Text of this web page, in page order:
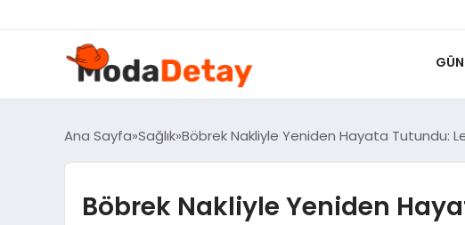
Ana Sayfa Sağlık Böbrek Nakliyle Yeniden Hayata Tutundu:
Böbrek Nakliyle Yeniden